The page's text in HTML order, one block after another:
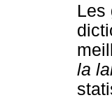
Les
la